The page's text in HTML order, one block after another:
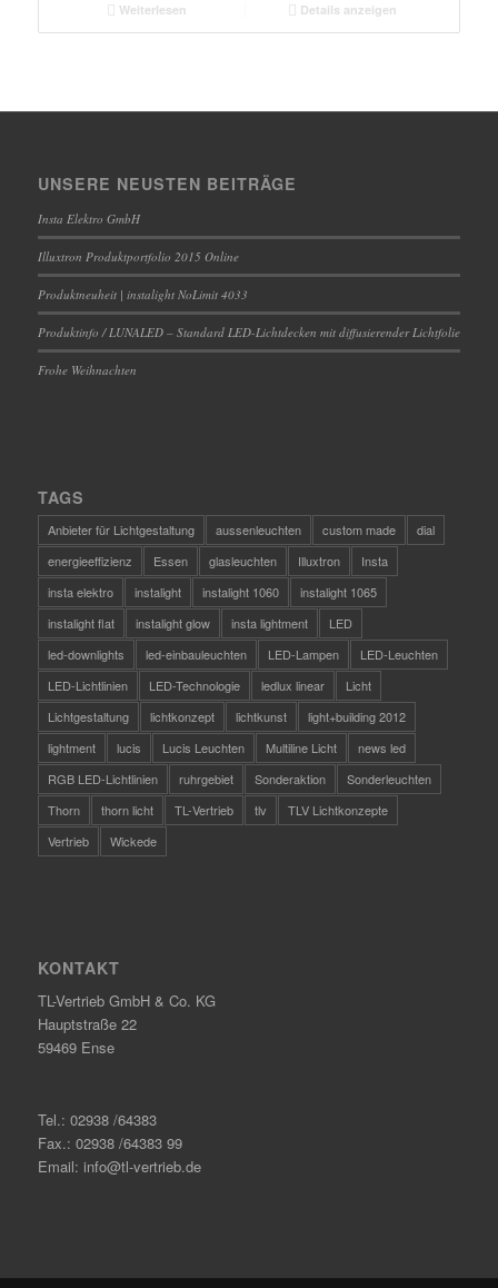
Weiterlesen Details anzeigen
UNSERE NEUSTEN BEITRÄGE
Insta Elektro GmbH
Illuxtron Produktportfolio 2015 Online
Produktneuheit | instalight NoLimit 4033
Produktinfo / LUNALED – Standard LED-Lichtdecken mit diffusierender Lichtfolie
Frohe Weihnachten
TAGS
Anbieter für Lichtgestaltung aussenleuchten custom made
dial
energieeffizienz
Essen glasleuchten Illuxtron
Insta
insta elektro
instalight instalight 1060
instalight 1065
instalight flat
instalight glow insta lightment
LED
led-downlights
led-einbauleuchten LED-Lampen
LED-Leuchten
LED-Lichtlinien
LED-Technologie ledlux linear
Licht
Lichtgestaltung
lichtkonzept lichtkunst
light+building 2012
lightment
lucis Lucis Leuchten Multiline Licht
news led
RGB LED-Lichtlinien
ruhrgebiet Sonderaktion
Sonderleuchten
Thorn
thorn licht TL-Vertrieb tlv
TLV Lichtkonzepte
Vertrieb
Wickede
KONTAKT
TL-Vertrieb GmbH & Co. KG
Hauptstraße 22
59469 Ense
Tel.: 02938 /64383
Fax.: 02938 /64383 99
Email: info@tl-vertrieb.de